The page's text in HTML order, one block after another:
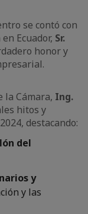
se contó con
Ecuador, Sr.
honor y
la Cámara, Ing.
hitos y
destacando:
del
y
y las